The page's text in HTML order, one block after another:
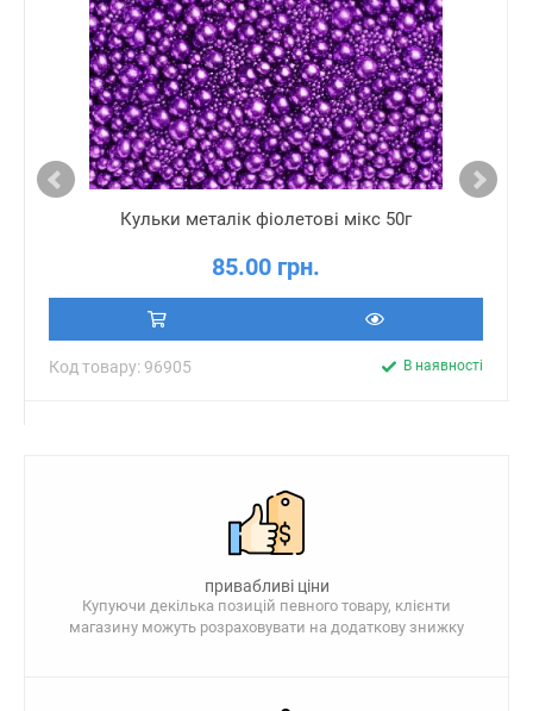
Кульки металік фіолетові мікс 50г
85.00 грн.
Код товару: 96905 В наявності
привабливі ціни
Купуючи декілька позицій певного товару, клієнти
магазину можуть розраховувати на додаткову знижку